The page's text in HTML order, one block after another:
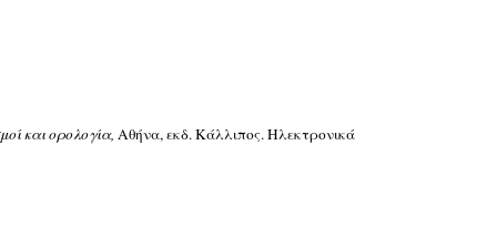
και ορολογία, Αθήνα, εκδ. Κάλλιπος. Ηλεκτρονικά